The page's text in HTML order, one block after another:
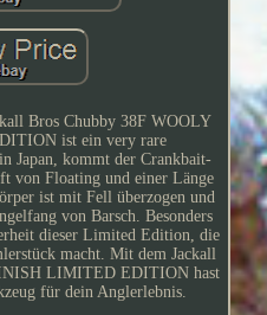
Bros Chubby 38F WOOLY
ist ein very rare
Japan, kommt der Crankbait-
von Floating und einer Länge
ist mit Fell überzogen und
von Barsch. Besonders
dieser Limited Edition, die
macht. Mit dem Jackall
LIMITED EDITION hast
für dein Anglerlebnis.